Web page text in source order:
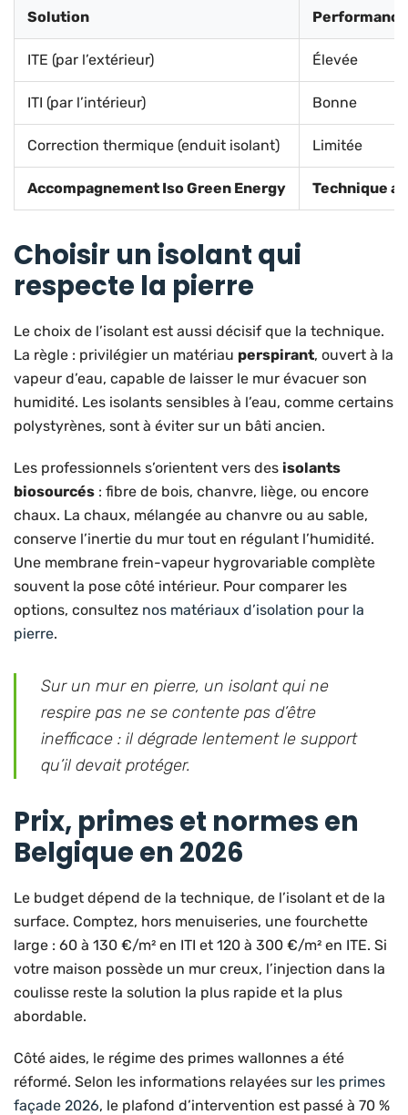
Solution
ITE (par l’extérieur) Élevée
ITI (par l’intérieur) Bonne
Correction thermique (enduit isolant) Limitée
Accompagnement Iso Green Energy Technique
Choisir un isolant qui
respecte la pierre
Le choix de l’isolant est aussi décisif que la technique.
La règle : privilégier un matériau perspirant, ouvert à la
vapeur d’eau, capable de laisser le mur évacuer son
humidité. Les isolants sensibles à l’eau, comme certains
polystyrènes, sont à éviter sur un bâti ancien.
Les professionnels s’orientent vers des isolants
biosourcés : fibre de bois, chanvre, liège, ou encore
chaux. La chaux, mélangée au chanvre ou au sable,
conserve l’inertie du mur tout en régulant l’humidité.
Une membrane frein-vapeur hygrovariable complète
souvent la pose côté intérieur. Pour comparer les
options, consultez nos matériaux d’isolation pour la
pierre.
Sur un mur en pierre, un isolant qui ne
respire pas ne se contente pas d’être
inefficace : il dégrade lentement le support
qu’il devait protéger.
Prix, primes et normes en
Belgique en 2026
Le budget dépend de la technique, de l’isolant et de la
surface. Comptez, hors menuiseries, une fourchette
large : 60 à 130 €/m² en ITI et 120 à 300 €/m² en ITE. Si
votre maison possède un mur creux, l’injection dans la
coulisse reste la solution la plus rapide et la plus
abordable.
Côté aides, le régime des primes wallonnes a été
réformé. Selon les informations relayées sur les primes
façade 2026, le plafond d’intervention est passé à 70 %